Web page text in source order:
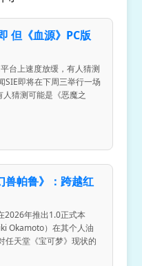
但《血源》PC版
台上速度放缓，有人猜测
SIE即将在下周三举行一场
猜测可能是《恶魔之
帕鲁》：跨越红
2026年推出1.0正式本
Okamoto）在其个人油
任天堂《宝可梦》现状的